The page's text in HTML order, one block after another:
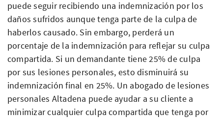
puede seguir recibiendo una indemnización por los
daños sufridos aunque tenga parte de la culpa de
haberlos causado. Sin embargo, perderá un
porcentaje de la indemnización para reflejar su culpa
compartida. Si un demandante tiene 25% de culpa
por sus lesiones personales, esto disminuirá su
indemnización final en 25%. Un abogado de lesiones
personales Altadena puede ayudar a su cliente a
minimizar cualquier culpa compartida que tenga por